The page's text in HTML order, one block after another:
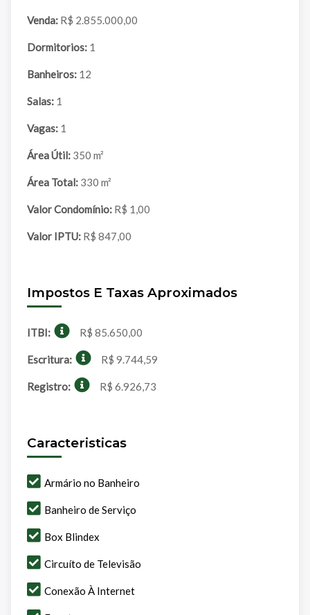
Venda: R$ 2.855.000,00
Dormitorios: 1
Banheiros: 12
Salas: 1
Vagas: 1
Área Útil: 350 m²
Área Total: 330 m²
Valor Condomínio: R$ 1,00
Valor IPTU: R$ 847,00
Impostos E Taxas Aproximados
ITBI: R$ 85.650,00
Escritura: R$ 9.744,59
Registro: R$ 6.926,73
Caracteristicas
Armário no Banheiro
Banheiro de Serviço
Box Blindex
Circuíto de Televisão
Conexão À Internet